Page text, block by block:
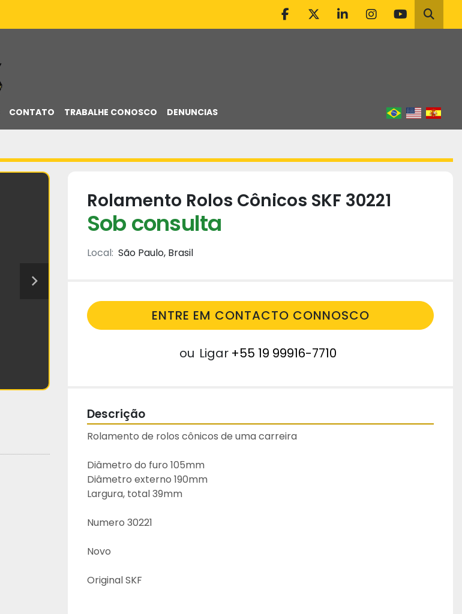
facebook
twitterlinkedininstagram
youtube
CONTATO TRABALHE CONOSCO DENUNCIAS
Rolamento Rolos Cônicos SKF 30221
Sob consulta
Local: São Paulo, Brasil
ENTRE EM CONTACTO CONNOSCO
ou Ligar +55 19 99916-7710
Descrição
Rolamento de rolos cônicos de uma carreira
Diâmetro do furo 105mm
Diâmetro externo 190mm
Largura, total 39mm
Numero 30221
Novo
Original SKF